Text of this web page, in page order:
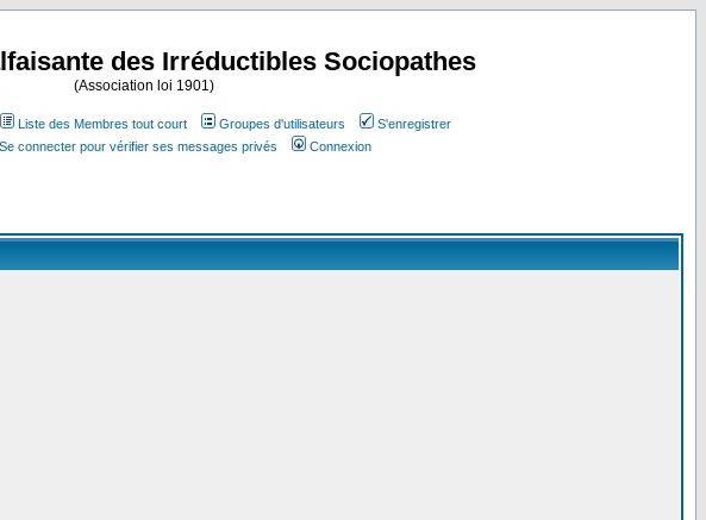
des Irréductibles Sociopathes
(Association loi 1901)
Liste des Membres tout court Groupes d'utilisateurs
S'enregistrer
Se connecter pour vérifier ses messages privés Connexion